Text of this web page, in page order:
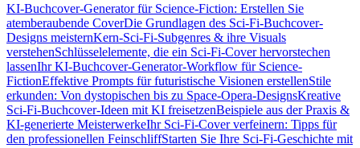
KI-Buchcover-Generator für Science-Fiction: Erstellen Sie
atemberaubende CoverDie Grundlagen des Sci-Fi-Buchcover-
Designs meisternKern-Sci-Fi-Subgenres & ihre Visuals
verstehenSchlüsselelemente, die ein Sci-Fi-Cover hervorstechen
lassenIhr KI-Buchcover-Generator-Workflow für Science-
FictionEffektive Prompts für futuristische Visionen erstellenStile
erkunden: Von dystopischen bis zu Space-Opera-DesignsKreative
Sci-Fi-Buchcover-Ideen mit KI freisetzenBeispiele aus der Praxis &
KI-generierte MeisterwerkeIhr Sci-Fi-Cover verfeinern: Tipps für
den professionellen FeinschliffStarten Sie Ihre Sci-Fi-Geschichte mit